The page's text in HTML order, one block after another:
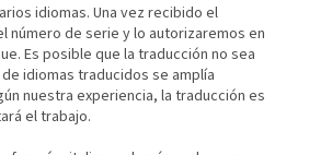
idiomas. Una vez recibido el
número de serie y lo autorizaremos en
Es posible que la traducción no sea
idiomas traducidos se amplía
nuestra experiencia, la traducción es
el trabajo.